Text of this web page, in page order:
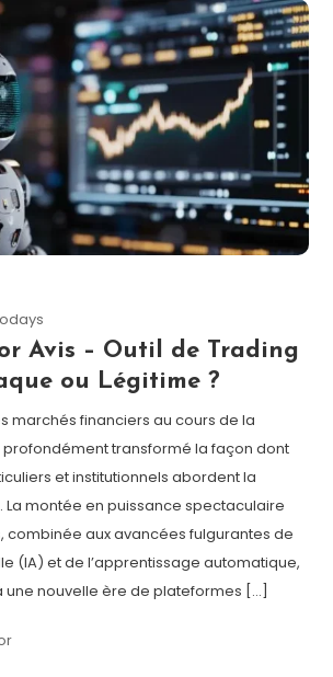
Avis – Outil de Trading
ou Légitime ?
marchés financiers au cours de la
transformé la façon dont
et institutionnels abordent la
montée en puissance spectaculaire
combinée aux avancées fulgurantes de
(IA) et de l’apprentissage automatique,
une nouvelle ère de plateformes […]